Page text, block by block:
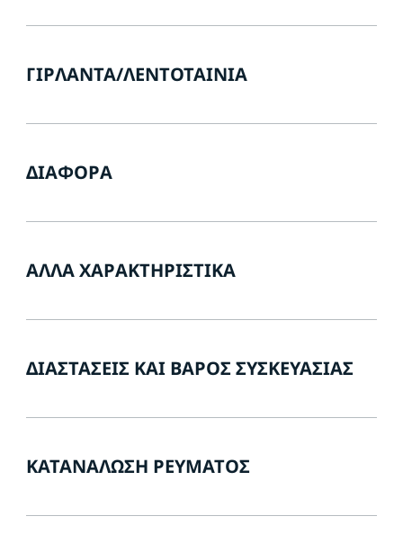
ΓΙΡΛΆΝΤΑ/ΛΕΝΤΟΤΑΙΝΊΑ
ΔΙΆΦΟΡΑ
ΆΛΛΑ ΧΑΡΑΚΤΗΡΙΣΤΙΚΆ
ΔΙΑΣΤΆΣΕΙΣ ΚΑΙ ΒΆΡΟΣ ΣΥΣΚΕΥΑΣΊΑΣ
ΚΑΤΑΝΆΛΩΣΗ ΡΕΎΜΑΤΟΣ